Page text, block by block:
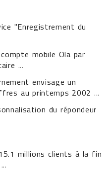
"Enregistrement du
mobile Ola par
...
envisage un
au printemps 2002 ...
du répondeur
millions clients à la fin
...